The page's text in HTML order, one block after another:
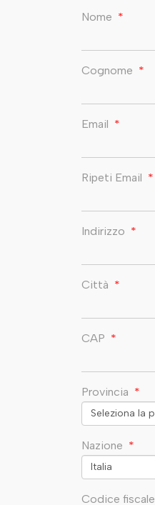
Nome *
Cognome *
Email *
Ripeti Email *
Indirizzo *
Città *
CAP *
Provincia *
Nazione *
Codice fiscale